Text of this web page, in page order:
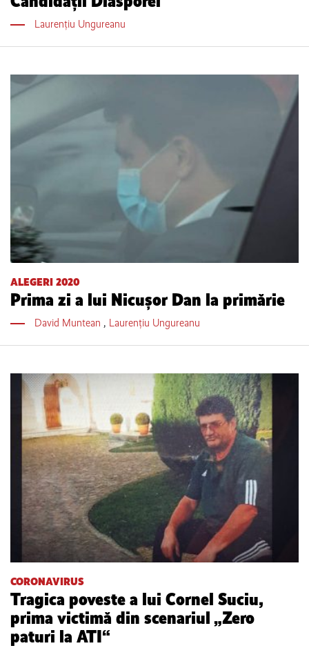
Laurențiu Ungureanu
ALEGERI 2020
Prima zi a lui Nicușor Dan la primărie
David Muntean , Laurențiu Ungureanu
CORONAVIRUS
Tragica poveste a lui Cornel Suciu,
prima victimă din scenariul „Zero
paturi la ATI“